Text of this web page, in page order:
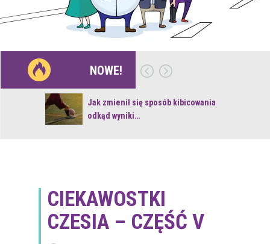
NOWE!
Jak zmienił się sposób kibicowania
odkąd wyniki…
CIEKAWOSTKI
CZESIA – CZĘŚĆ V